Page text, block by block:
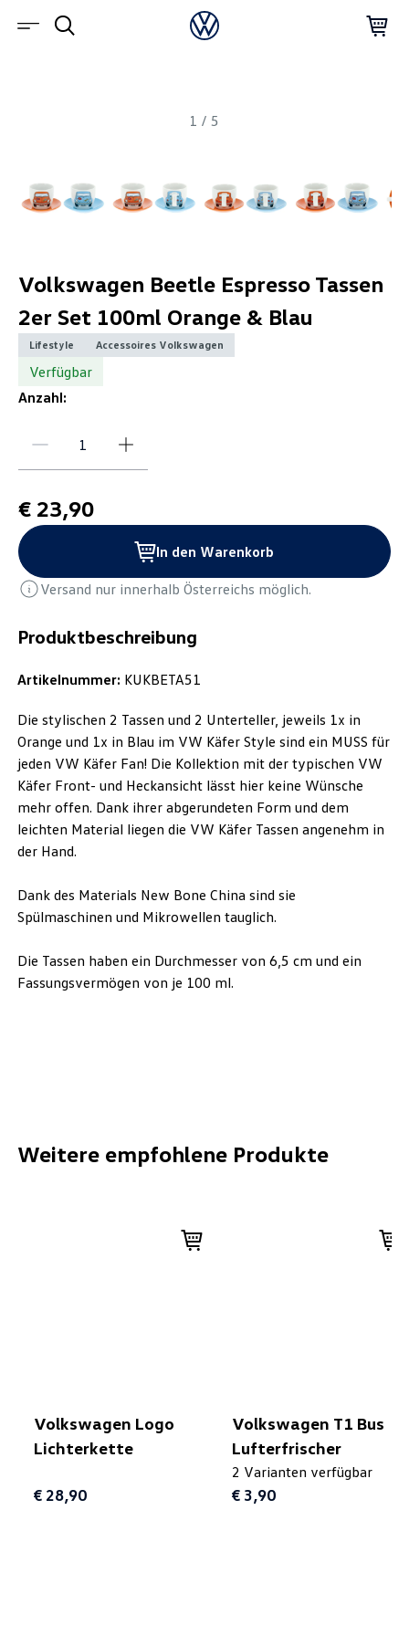
1 /5
Produktbeschreibung
Artikelnummer: KUKBETA51
Die stylischen 2 Tassen und 2 Unterteller, jeweils 1x in
Orange und 1x in Blau im VW Käfer Style sind ein MUSS für
jeden VW Käfer Fan! Die Kollektion mit der typischen VW
Käfer Front- und Heckansicht lässt hier keine Wünsche
mehr offen. Dank ihrer abgerundeten Form und dem
leichten Material liegen die VW Käfer Tassen angenehm in
der Hand.
Dank des Materials New Bone China sind sie
Spülmaschinen und Mikrowellen tauglich.
Die Tassen haben ein Durchmesser von 6,5 cm und ein
Fassungsvermögen von je 100 ml.
Volkswagen Beetle Espresso Tassen
2er Set 100ml Orange & Blau
Lifestyle Accessoires Volkswagen
Verfügbar
Anzahl:
€ 23,90
In den Warenkorb
Versand nur innerhalb Österreichs möglich.
Weitere empfohlene Produkte
Volkswagen Logo
Lichterkette
€ 28,90
Volkswagen T1 Bus
Lufterfrischer
2 Varianten verfügbar
€ 3,90